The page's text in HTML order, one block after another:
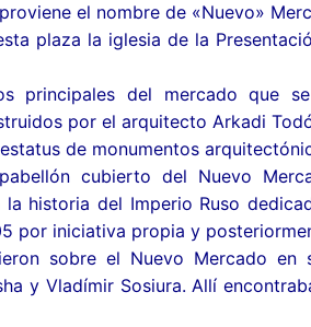
el nombre de «Nuevo»
plaza la iglesia de la
principales del mercado que
por el arquitecto Arkadi
de monumentos
cubierto del Nuevo
historia del Imperio Ruso
por iniciativa propia y
sobre el Nuevo Mercado en
y Vladímir Sosiura. Allí